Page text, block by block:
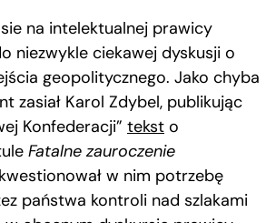
na intelektualnej prawicy
niezwykle ciekawej dyskusji o
geopolitycznego. Jako chyba
zasiał Karol Zdybel, publikując
Konfederacji” tekst o
Fatalne zauroczenie
w nim potrzebę
państwa kontroli nad szlakami